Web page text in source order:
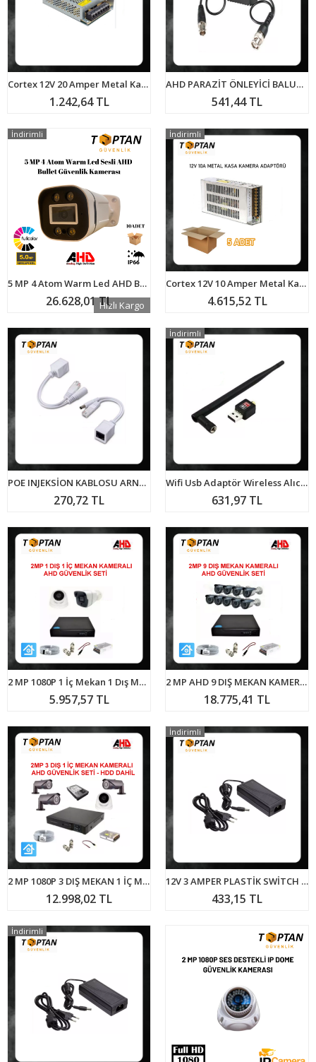
Cortex 12V 20 Amper Metal Kasa Kamera Adaptörü MA-1220A
1.242,64 TL
AHD PARAZİT ÖNLEYİCİ BALUN ARNA-6135
541,44 TL
5 MP 4 Atom Warm Led AHD Bullet Güvenlik Kamerası BT-1504 10'lu paket
26.628,01 TL
İndirimli
Hızlı Kargo
Cortex 12V 10 Amper Metal Kasa Kamera Adaptörü 5 Adet Avantajlı Paket
4.615,52 TL
İndirimli
POE INJEKSİON KABLOSU ARNA-6015
270,72 TL
Wifi Usb Adaptör Wireless Alıcı 2.4 GHZ 1200mbps ARNA-6324
631,97 TL
İndirimli
2 MP 1080P 1 İç Mekan 1 Dış Mekan Kameralı Ahd Güvenlik Seti ARNA-7242
5.957,57 TL
2 MP AHD 9 DIŞ MEKAN KAMERALI GÜVENLİK SETİ ARNA-7129
18.775,41 TL
2 MP 1080P 3 DIŞ MEKAN 1 İÇ MEKAN KAMERALI HDD DAHİL GÜVENLİK SETİ ARNA-7642
12.998,02 TL
12V 3 AMPER PLASTİK SWİTCH ADAPTÖR
433,15 TL
İndirimli
İndirimli